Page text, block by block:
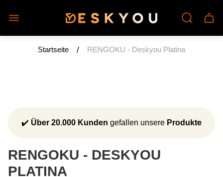
Laden-
Logo"
Startseite / RENGOKU - Deskyou Platina
✔️ Über 20.000 Kunden gefallen unsere Produkte
RENGOKU - DESKYOU
PLATINA